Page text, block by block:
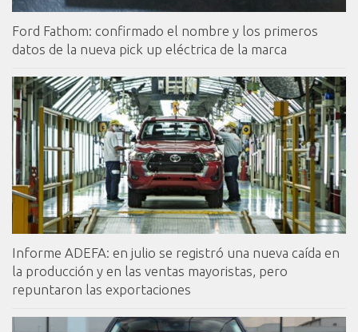
Ford Fathom: confirmado el nombre y los primeros
datos de la nueva pick up eléctrica de la marca
Informe ADEFA: en julio se registró una nueva caída en
la producción y en las ventas mayoristas, pero
repuntaron las exportaciones